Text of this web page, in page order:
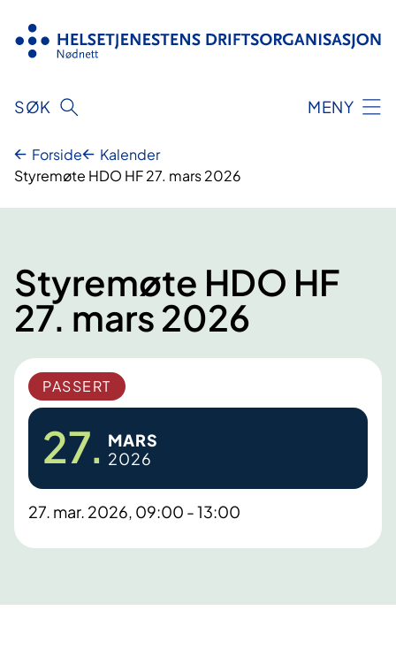
innhold
SØK MENY
Forside
Kalender
Styremøte HDO HF 27. mars 2026
Styremøte HDO HF
27. mars 2026
PASSERT
27. MARS
2026
27. mar. 2026, 09:00 - 13:00